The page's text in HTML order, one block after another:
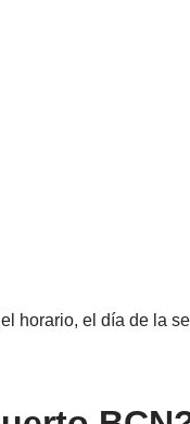
horario, el día de la